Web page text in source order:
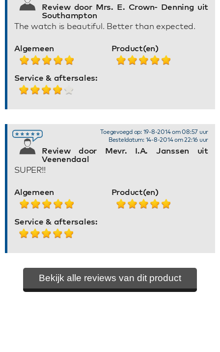
Review door Mrs. E. Crown- Denning uit
Southampton
The watch is beautiful. Better than expected.
Algemeen Product(en)
Service & aftersales:
Review door Mevr. I.A. Janssen uit
Veenendaal
Toegevoegd op: 19-8-2014 om 08:57 uur
Besteldatum: 14-8-2014 om 22:16 uur
SUPER!!
Algemeen Product(en)
Service & aftersales:
Bekijk alle reviews van dit product